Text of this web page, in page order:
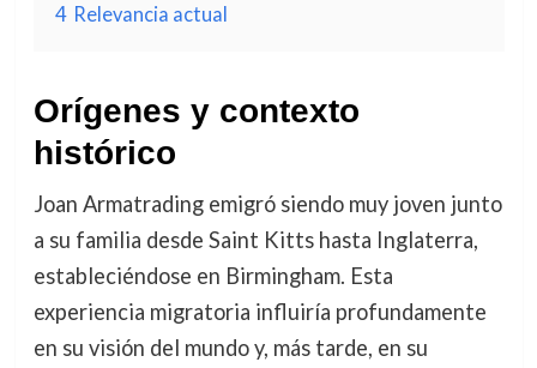
4 Relevancia actual
Orígenes y contexto
histórico
Joan Armatrading emigró siendo muy joven junto
a su familia desde Saint Kitts hasta Inglaterra,
estableciéndose en Birmingham. Esta
experiencia migratoria influiría profundamente
en su visión del mundo y, más tarde, en su